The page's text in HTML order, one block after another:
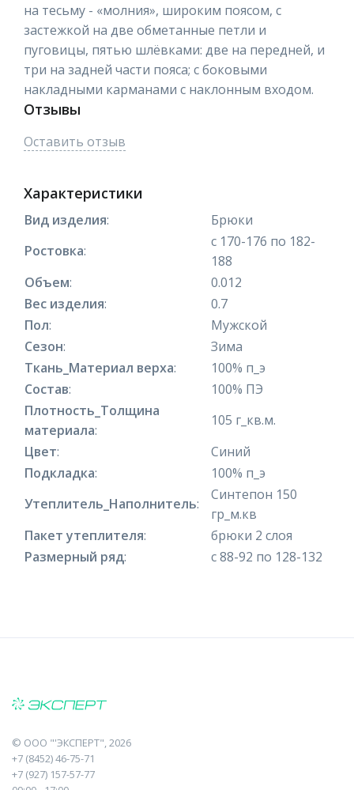
на тесьму - «молния», широким поясом, с
застежкой на две обметанные петли и
пуговицы, пятью шлёвками: две на передней, и
три на задней части пояса; с боковыми
накладными карманами с наклонным входом.
Отзывы
Оставить отзыв
Характеристики
Вид изделия:
Брюки
Ростовка:
с 170-176 по 182-
188
Объем:
0.012
Вес изделия:
0.7
Пол:
Мужской
Сезон:
Зима
Ткань_Материал верха:
100% п_э
Состав:
100% ПЭ
Плотность_Толщина
материала:
105 г_кв.м.
Цвет:
Синий
Подкладка:
100% п_э
Утеплитель_Наполнитель:
Синтепон 150
гр_м.кв
Пакет утеплителя:
брюки 2 слоя
Размерный ряд: с 88-92 по 128-132
© ООО "'ЭКСПЕРТ", 2026
+7 (8452) 46-75-71
+7 (927) 157-57-77